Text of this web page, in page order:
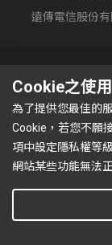
遠傳電信股份
Cookie之使用
為了提供您最佳的
Cookie，若您不願
項中設定隱私權等
網站某些功能無法